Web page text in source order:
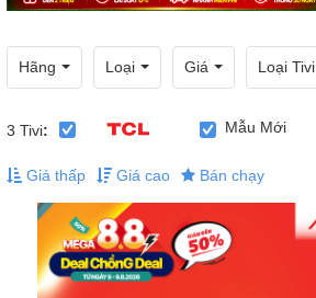
Hãng Loại Giá Loại Tivi
3 Tivi: Mẫu Mới
Giá thấp Giá cao Bán chạy